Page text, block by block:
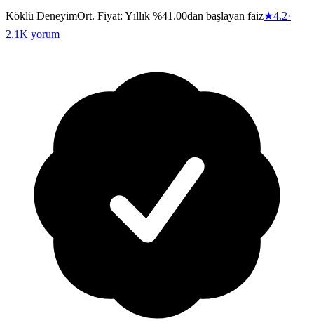
Köklü DeneyimOrt. Fiyat: Yıllık %41.00dan başlayan faiz★4.2·
2.1K yorum